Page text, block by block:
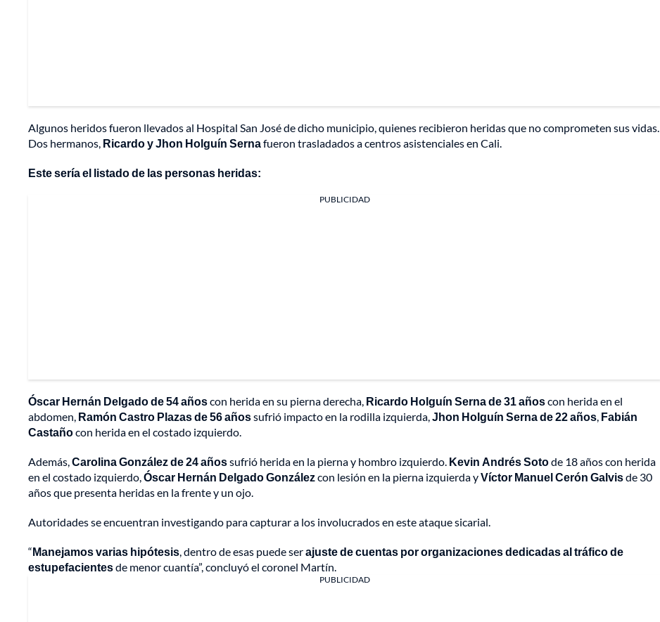
Algunos heridos fueron llevados al Hospital San José de dicho municipio, quienes recibieron heridas que no comprometen sus vidas.
Dos hermanos, Ricardo y Jhon Holguín Sernafueron trasladados a centros asistenciales en Cali.
Este sería el listado de las personas heridas:
PUBLICIDAD
Óscar Hernán Delgado de 54 añoscon herida en su pierna derecha, Ricardo Holguín Serna de 31 añoscon herida en el
abdomen, Ramón Castro Plazas de 56 añossufrió impacto en la rodilla izquierda,Jhon Holguín Serna de 22 años, Fabián
Castañocon herida en el costado izquierdo.
Además,Carolina González de 24 añossufrió herida en la pierna y hombro izquierdo. Kevin Andrés Sotode 18 años con herida
en el costado izquierdo,Óscar Hernán Delgado Gonzálezcon lesión en la pierna izquierda yVíctor Manuel Cerón Galvisde 30
años que presenta heridas en la frente y un ojo.
Autoridades se encuentran investigando para capturar a los involucrados en este ataque sicarial.
“Manejamos varias hipótesis, dentro de esas puede serajuste de cuentas por organizaciones dedicadas al tráfico de
estupefacientesde menor cuantía”, concluyó el coronel Martín.
PUBLICIDAD